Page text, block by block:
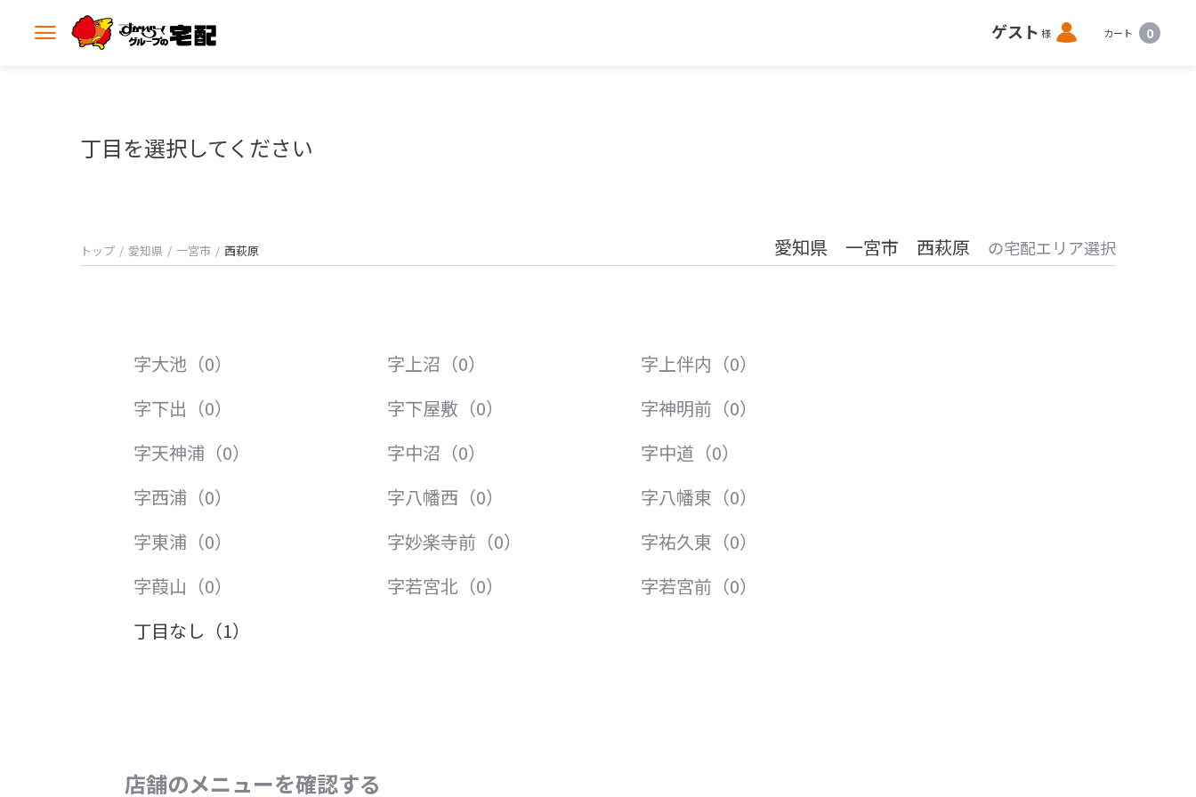
メ
ゲスト 様 ロ
グ
カート 0
丁目を選択してください
トップ 愛知県 一宮市 西萩原 愛知県 一宮市 西萩原 の宅配エリア選択
字大池（0） 字上沼（0）
字上伴内（0）
字下出（0）
字下屋敷（0）
字神明前（0）
字天神浦（0）
字中沼（0）
字中道（0）
字西浦（0）
字八幡西（0）
字八幡東（0）
字東浦（0）
字妙楽寺前（0）
字祐久東（0）
字葭山（0）
字若宮北（0）
字若宮前（0）
丁目なし（1）
店舗のメニューを確認する